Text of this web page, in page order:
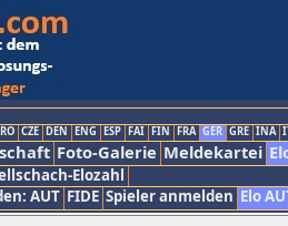
CZE DEN ENG ESP FAI FIN FRA GER GRE INA
Foto-Galerie Meldekartei
Elozahl
AUT FIDE Spieler anmelden Elo